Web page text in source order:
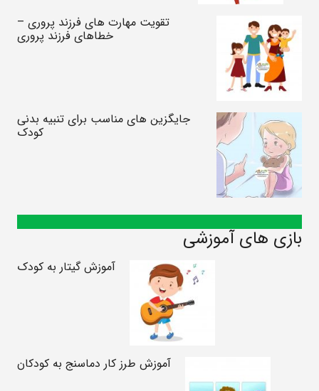
تقویت مهارت های فرزند پروری –
خطاهای فرزند پروری
جایگزین های مناسب برای تنبیه بدنی
کودک
بازی های آموزشی
آموزش گیتار به کودک
آموزش طرز کار دماسنج به کودکان